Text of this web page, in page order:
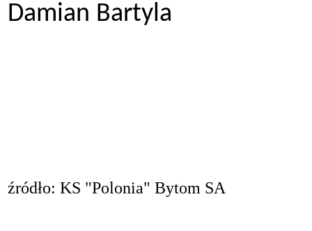
Damian Bartyla
źródło: KS "Polonia" Bytom SA